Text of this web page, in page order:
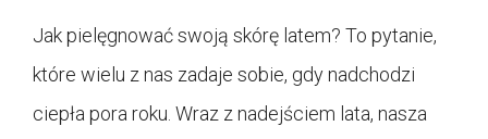
Jak pielęgnować swoją skórę latem? To pytanie,
które wielu z nas zadaje sobie, gdy nadchodzi
ciepła pora roku. Wraz z nadejściem lata, nasza